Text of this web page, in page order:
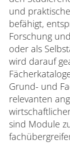
und
befähigt,
Forschung
oder als
wird darauf
Grund- und
relevanten
sind Module